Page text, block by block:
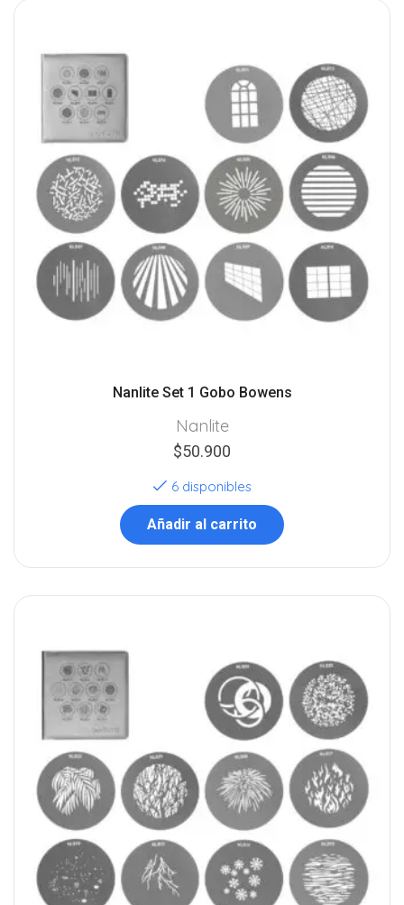
Nanlite Set 1 Gobo Bowens
Nanlite
$50.900
6 disponibles
Añadir al carrito